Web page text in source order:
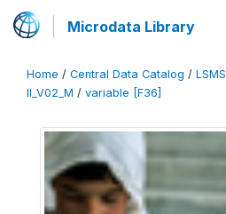
Microdata Library
Home / Central Data Catalog / LSMS
II_V02_M / variable [F36]